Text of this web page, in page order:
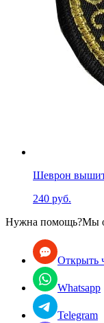
Шеврон
240 руб.
Нужна помощь?Мы
Открыть
Whatsapp
Telegram